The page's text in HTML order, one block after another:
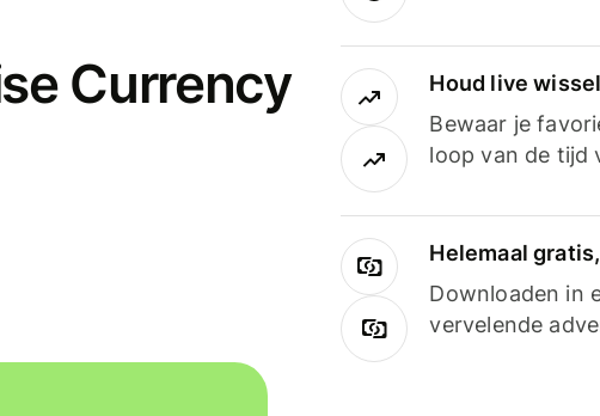
Currency
Houd live
Bewaar je
loop van de tijd
Helemaal
Downloaden in
vervelende